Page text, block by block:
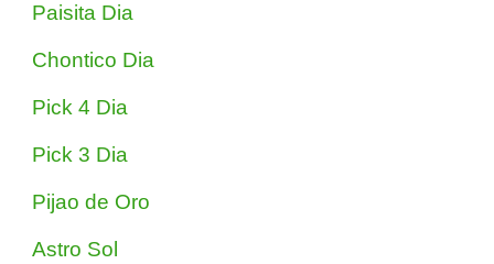
Paisita Dia
Chontico Dia
Pick 4 Dia
Pick 3 Dia
Pijao de Oro
Astro Sol